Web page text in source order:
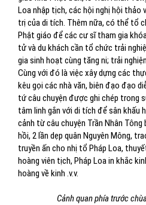
Loa nhập tịch, các hội nghị hội thảo
trị của di tích. Thêm nữa, có thể tổ
Phật giáo để các cư sĩ tham gia
tử và du khách cần tổ chức trải
gia sinh hoạt cùng tăng ni; trải
Cùng với đó là việc xây dựng các
kêu gọi các nhà văn, biên đạo đạo
tứ câu chuyện được ghi chép trong
tâm linh gắn với di tích để sân khấu
cảnh từ câu chuyện Trần Nhân Tông
hồi, 2 lần dẹp quân Nguyên Mông,
truyền ấn cho nhị tổ Pháp Loa,
hoàng viên tịch, Pháp Loa in khắc
hoàng về kinh .v.v.
Cảnh quan phía trước